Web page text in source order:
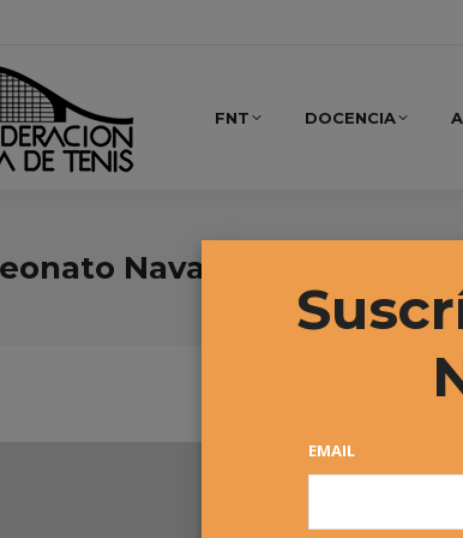
FNT DOCENCIA
Navarro Absoluto
EMAIL